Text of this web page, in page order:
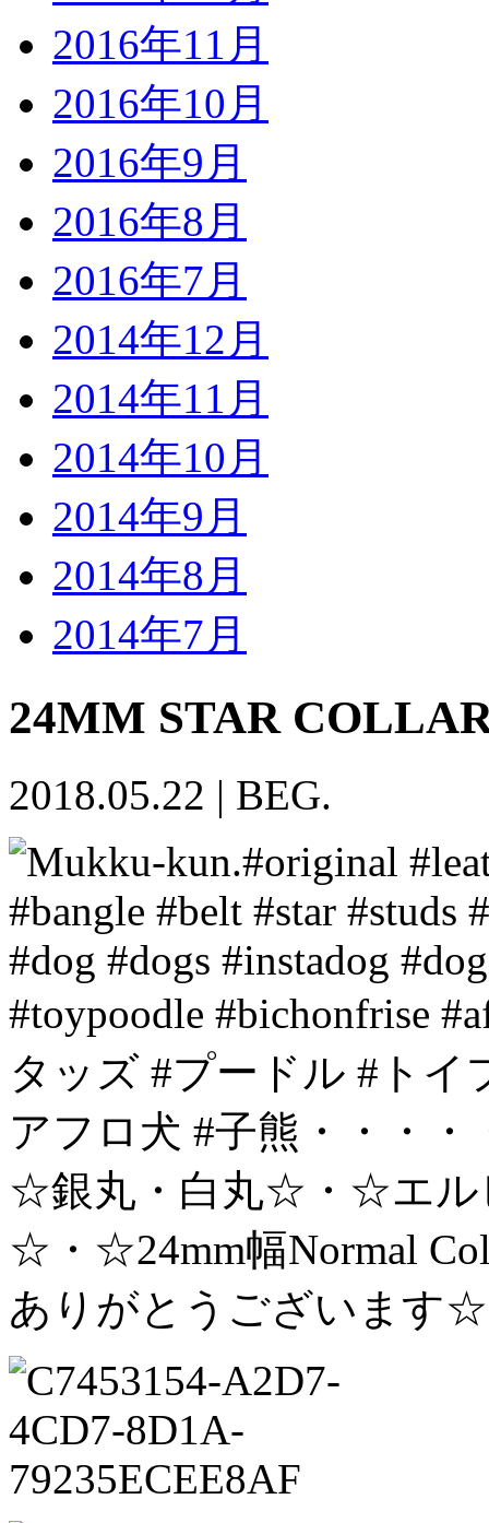
2016年11月
2016年10月
2016年9月
2016年8月
2016年7月
2014年12月
2014年11月
2014年10月
2014年9月
2014年8月
2014年7月
24MM STAR
2018.05.22 | BEG.